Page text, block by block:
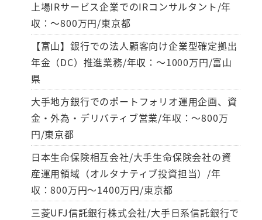
上場IRサービス企業でのIRコンサルタント/年
収：～800万円/東京都
【富山】銀行での法人顧客向け企業型確定拠出
年金（DC）推進業務/年収：～1000万円/富山
県
大手地方銀行でのポートフォリオ運用企画、資
金・外為・デリバティブ営業/年収：～800万
円/東京都
日本生命保険相互会社/大手生命保険会社の資
産運用領域（オルタナティブ投資担当）/年
収：800万円～1400万円/東京都
三菱UFJ信託銀行株式会社/大手日系信託銀行で